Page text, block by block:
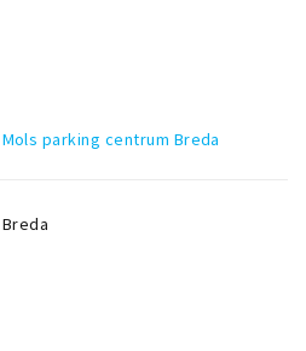
Mols parking centrum Breda
Breda